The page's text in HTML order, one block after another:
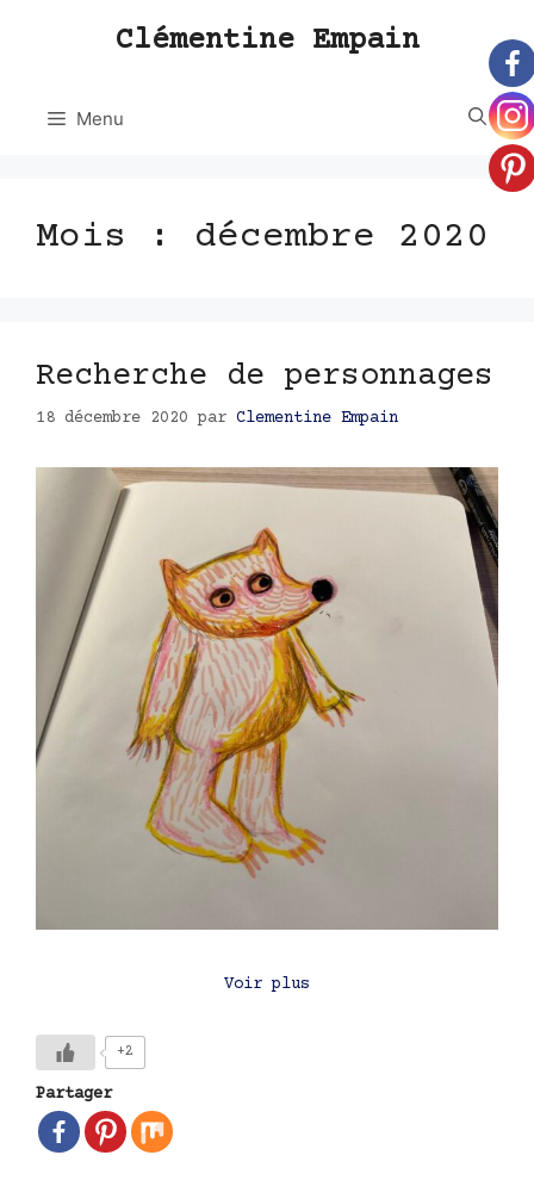
Clémentine Empain
Menu
Mois : décembre 2020
Recherche de personnages
18 décembre 2020 par Clementine Empain
Voir plus
+2
Partager